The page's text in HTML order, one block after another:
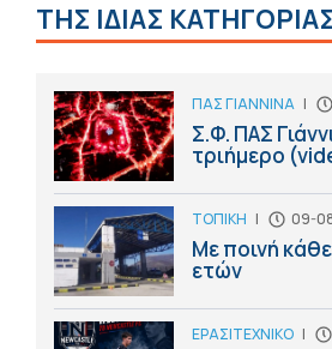
ΤΗΣ ΙΔΙΑΣ
ΠΑΣ ΓΙΑΝΝΙΝΑ |
Σ.Φ. ΠΑΣ
τριήμερο
ΤΟΠΙΚΗ | 09-
Με ποινή
ετών
ΕΡΑΣΙΤΕΧΝΙΚΟ |